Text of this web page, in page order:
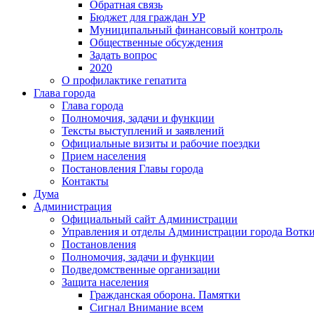
Обратная связь
Бюджет для граждан УР
Муниципальный финансовый контроль
Общественные обсуждения
Задать вопрос
2020
О профилактике гепатита
Глава города
Глава города
Полномочия, задачи и функции
Тексты выступлений и заявлений
Официальные визиты и рабочие поездки
Прием населения
Постановления Главы города
Контакты
Дума
Администрация
Официальный сайт Администрации
Управления и отделы Администрации города
Постановления
Полномочия, задачи и функции
Подведомственные организации
Защита населения
Гражданская оборона. Памятки
Сигнал Внимание всем